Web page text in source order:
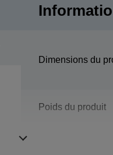
Dimensions du
Poids du produit